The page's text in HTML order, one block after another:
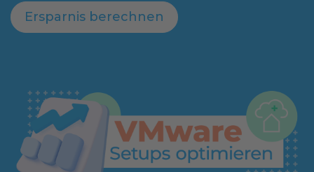
Ersparnis berechnen